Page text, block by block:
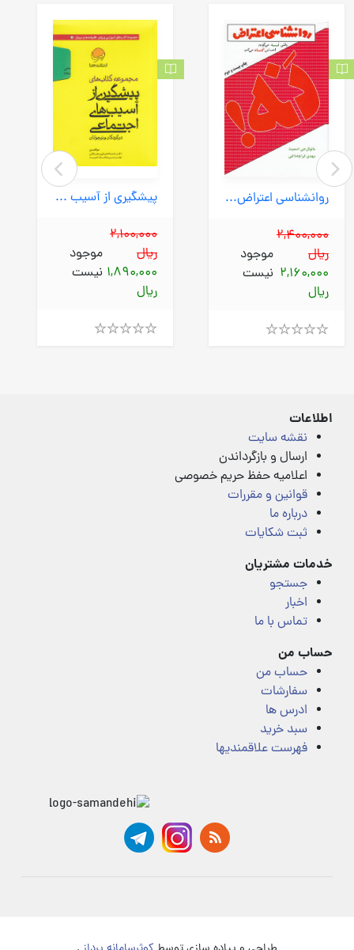
پیشگیری از آسیب های اجتماعی 10 جلدی (مهرسا) 1/8 قابدار
2,100,000
ریال
1,890,000
ریال
موجود
نیست
روانشناسی اعتراض (لیوسا) رقعی شومیز
2,400,000
ریال
2,160,000
ریال
موجود
نیست
اطلاعات
نقشه سایت
ارسال و بازگرداندن
اعلامیه حفظ حریم خصوصی
قوانین و مقررات
درباره ما
ثبت شکایات
خدمات مشتریان
جستجو
اخبار
تماس با ما
حساب من
حساب من
سفارشات
ادرس ها
سبد خرید
فهرست علاقمندیها